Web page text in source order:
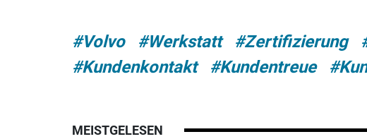
#Volvo #Werkstatt #Zertifizierung
#Kundenkontakt
#Kundentreue
MEISTGELESEN